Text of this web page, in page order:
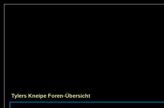
Tylers Kneipe Foren-Übersicht